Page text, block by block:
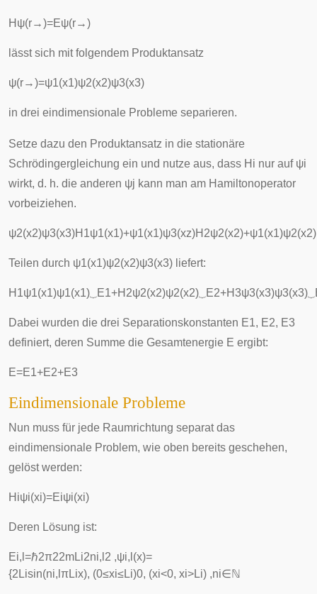
H ψ(r→)=Eψ(r→)
lässt sich mit folgendem Produktansatz
ψ(r→)=ψ1(x1)ψ2(x2)ψ3(x3)
in drei eindimensionale Probleme separieren.
Setze dazu den Produktansatz in die stationäre
Schrödingergleichung ein und nutze aus, dass H i nur auf ψi
wirkt, d. h. die anderen ψj kann man am Hamiltonoperator
vorbeiziehen.
ψ2(x2)ψ3(x3)H 1ψ1(x1)+ψ1(x1)ψ3(xz)H 2ψ2(x2)+ψ1(x1)ψ2(x2)
Teilen durch ψ1(x1)ψ2(x2)ψ3(x3) liefert:
H 1ψ1(x1)ψ1(x1) E1+H 2ψ2(x2)ψ2(x2) E2+H3ψ3(x3)ψ3(x3)
Dabei wurden die drei Separationskonstanten E1, E2, E3
definiert, deren Summe die Gesamtenergie E ergibt:
E=E1+E2+E3
Eindimensionale Probleme
Nun muss für jede Raumrichtung separat das
eindimensionale Problem, wie oben bereits geschehen,
gelöst werden:
H iψi(xi)=Eiψi(xi)
Deren Lösung ist:
Ei, =ℏ2π22mLi2ni, 2 ,ψi, (x)=
{2 Lisin(ni, πLix), (0≤xi≤Li)0, (xi<0, xi>Li) ,ni∈ℕ